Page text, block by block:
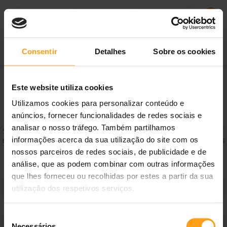
Consentir Detalhes Sobre os cookies
Este website utiliza cookies
Utilizamos cookies para personalizar conteúdo e
anúncios, fornecer funcionalidades de redes sociais e
analisar o nosso tráfego. Também partilhamos
informações acerca da sua utilização do site com os
nossos parceiros de redes sociais, de publicidade e de
análise, que as podem combinar com outras informações
que lhes forneceu ou recolhidas por estes a partir da sua
utilização dos respetivos serviços.
Política de Privacidade
A sua privacidade é importante para nós. Aqui poderá ficar a saber
que tipo de dados recolhemos sobre si, de que forma os utilizamos
e como os pode alterar, controlar ou eliminar.
Responsabilidade
Dados Pessoais